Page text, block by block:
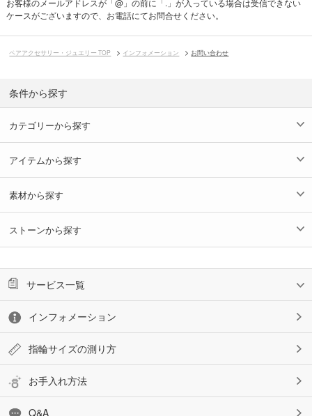
ケースがございますので、お電話にてお問合せください。
ペアアクセサリー・ジュエリー TOP インフォメーション お問い合わせ
条件から探す
カテゴリーから探す
アイテムから探す
素材から探す
ストーンから探す
サービス一覧
インフォメーション
指輪サイズの測り方
お手入れ方法
Q&A